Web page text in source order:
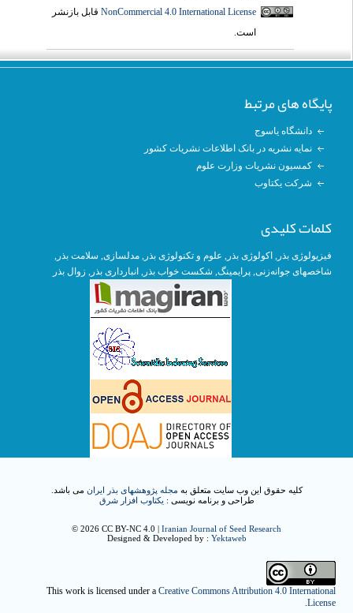
NonCommercial 4.0 International Licenseقابل بازنشر
است.
پایگاه های مرتبط
دانشگاه یاسوج
نمایه نشریه در بانک اطلاعات نشریات کشور
کمسیون نشریات وزارت علوم
شرکت یکتاوب
کلمات کلیدی
فیزیولوژی بذر, اکولوژی بذر, علوم و تکنولوژی بذر, مدلسازی, سلامت بذر,
شاخصهای جوانه‌زنی,پرایمینگ, شکست خواب بذر, انبارداری بذر, زوال بذر
کلیه حقوق این وب سایت متعلق به مجله پژوهشهای بذر ایران می باشد.
طراحی و برنامه نویسی : یکتاوب افزار شرق
© 2026 CC BY-NC 4.0 |Iranian Journal of Seed Research
Designed & Developed by :Yektaweb
This work is licensed under aCreative Commons Attribution 4.0 International
License
.